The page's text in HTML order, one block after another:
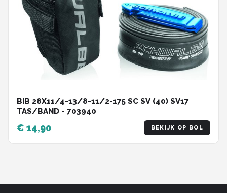
BIB 28X11/4-13/8-11/2-175 SC SV (40) SV17
TAS/BAND - 703940
€ 14,90 BEKIJK OP BOL